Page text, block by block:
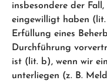
insbesondere der
eingewilligt haben
Erfüllung eines
Durchführung
ist (lit. b), wenn wir
unterliegen (z. B.